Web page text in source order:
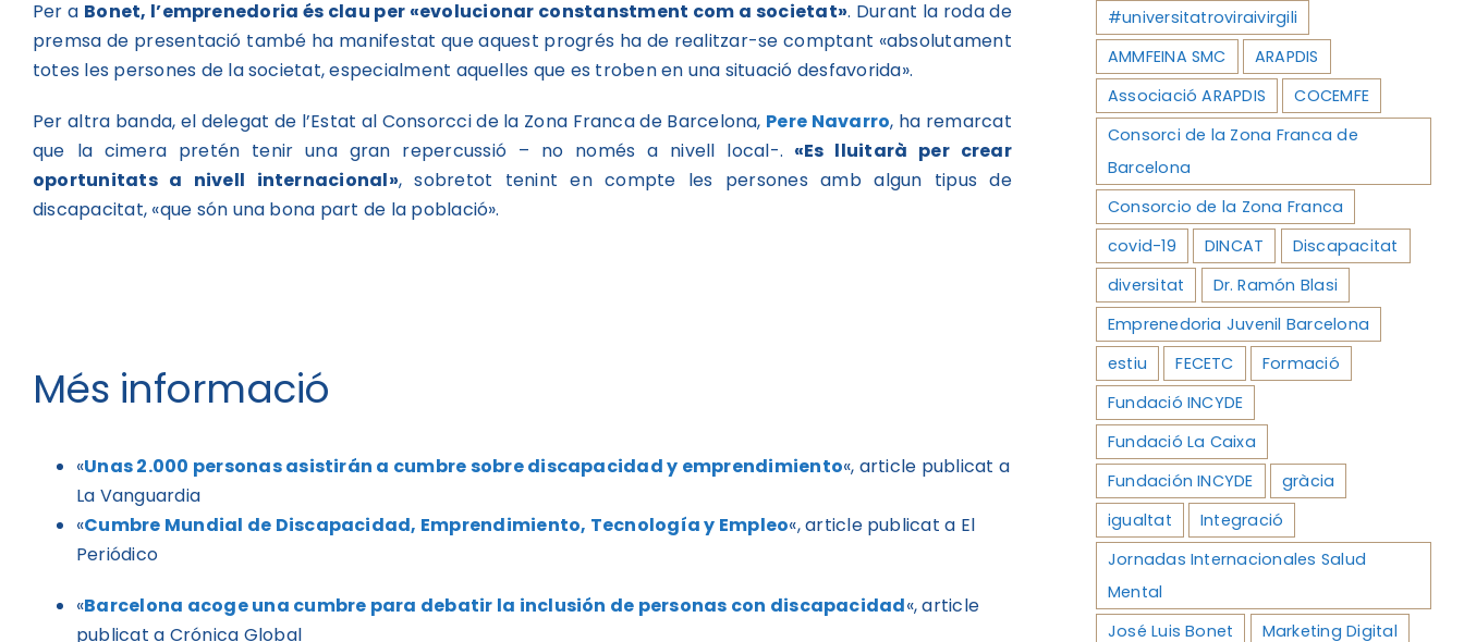
Per a Bonet, l’emprenedoria és clau per «evolucionar constanstment com a societat». Durant la roda de
premsa de presentació també ha manifestat que aquest progrés ha de realitzar-se comptant «absolutament
totes les persones de la societat, especialment aquelles que es troben en una situació desfavorida».
Per altra banda, el delegat de l’Estat al Consorcci de la Zona Franca de Barcelona, Pere Navarro, ha remarcat
que la cimera pretén tenir una gran repercussió – no només a nivell local-. «Es lluitarà per crear
oportunitats a nivell internacional», sobretot tenint en compte les persones amb algun tipus de
discapacitat, «que són una bona part de la població».
Més informació
«Unas 2.000 personas asistirán a cumbre sobre discapacidad y emprendimiento«, article publicat a
La Vanguardia
«Cumbre Mundial de Discapacidad, Emprendimiento, Tecnología y Empleo«, article publicat a El
Periódico
«Barcelona acoge una cumbre para debatir la inclusión de personas con discapacidad«, article
publicat a Crónica Global
#universitatroviraivirgili
AMMFEINA SMC
ARAPDIS
Associació ARAPDIS
COCEMFE
Consorci de la Zona Franca de
Barcelona
Consorcio de la Zona Franca
covid-19
DINCAT
Discapacitat
diversitat
Dr. Ramón Blasi
Emprenedoria Juvenil Barcelona
estiu
FECETC
Formació
Fundació INCYDE
Fundació La Caixa
Fundación INCYDE
gràcia
igualtat
Integració
Jornadas Internacionales Salud
Mental
José Luis Bonet
Marketing Digital